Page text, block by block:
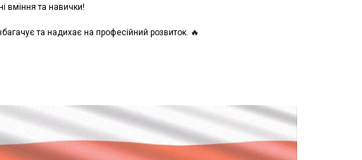
вміння та навички!
та надихає на професійний розвиток. 🔥